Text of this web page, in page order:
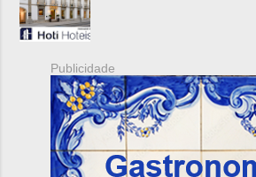
Publicidade